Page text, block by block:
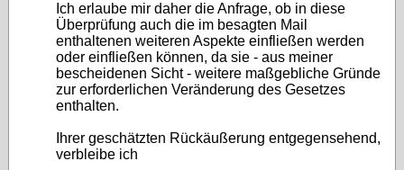
Ich erlaube mir daher die Anfrage, ob in diese
Überprüfung auch die im besagten Mail
enthaltenen weiteren Aspekte einfließen werden
oder einfließen können, da sie - aus meiner
bescheidenen Sicht - weitere maßgebliche Gründe
zur erforderlichen Veränderung des Gesetzes
enthalten.
Ihrer geschätzten Rückäußerung entgegensehend,
verbleibe ich